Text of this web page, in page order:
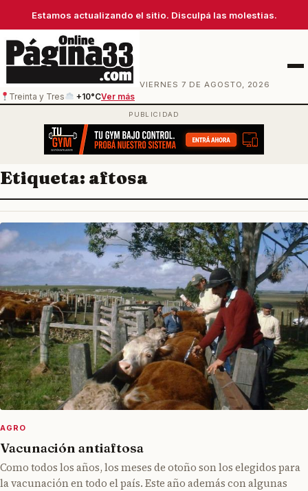
Estamos actualizando el sitio. Disculpá las molestias.
VIERNES 7 DE AGOSTO, 2026
Treinta y Tres
+10°CVer más
Menú
Etiqueta: aftosa
AGRO
Vacunación antiaftosa
Como todos los años, los meses de otoño son los elegidos para
la vacunación en todo el país. Este año además con algunas